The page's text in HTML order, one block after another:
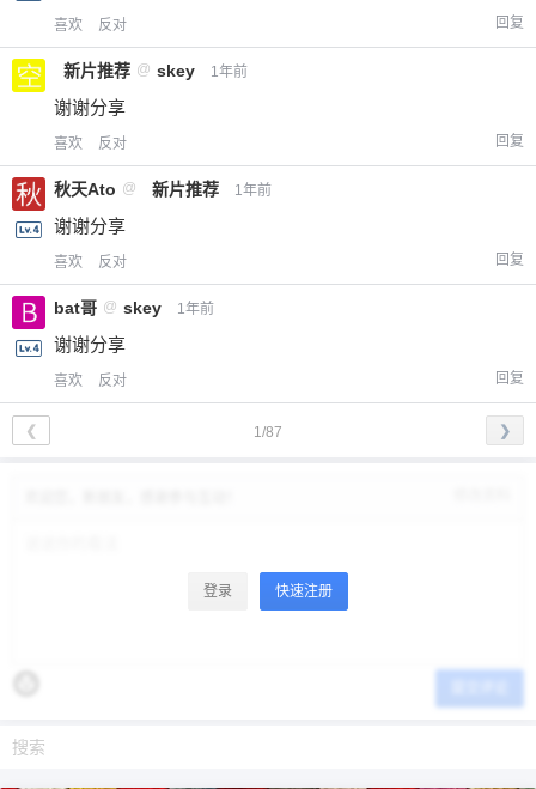
喜欢 反对 回复
新片推荐 @ skey 1年前
谢谢分享
喜欢 反对 回复
秋天Ato @ 新片推荐 1年前
谢谢分享
喜欢 反对 回复
bat哥 @ skey 1年前
谢谢分享
喜欢 反对 回复
1/87
❮ ❯
登录 快速注册